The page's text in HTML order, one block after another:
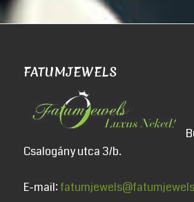
FATUMJEWELS
Csalogány utca 3/b.
E-mail: